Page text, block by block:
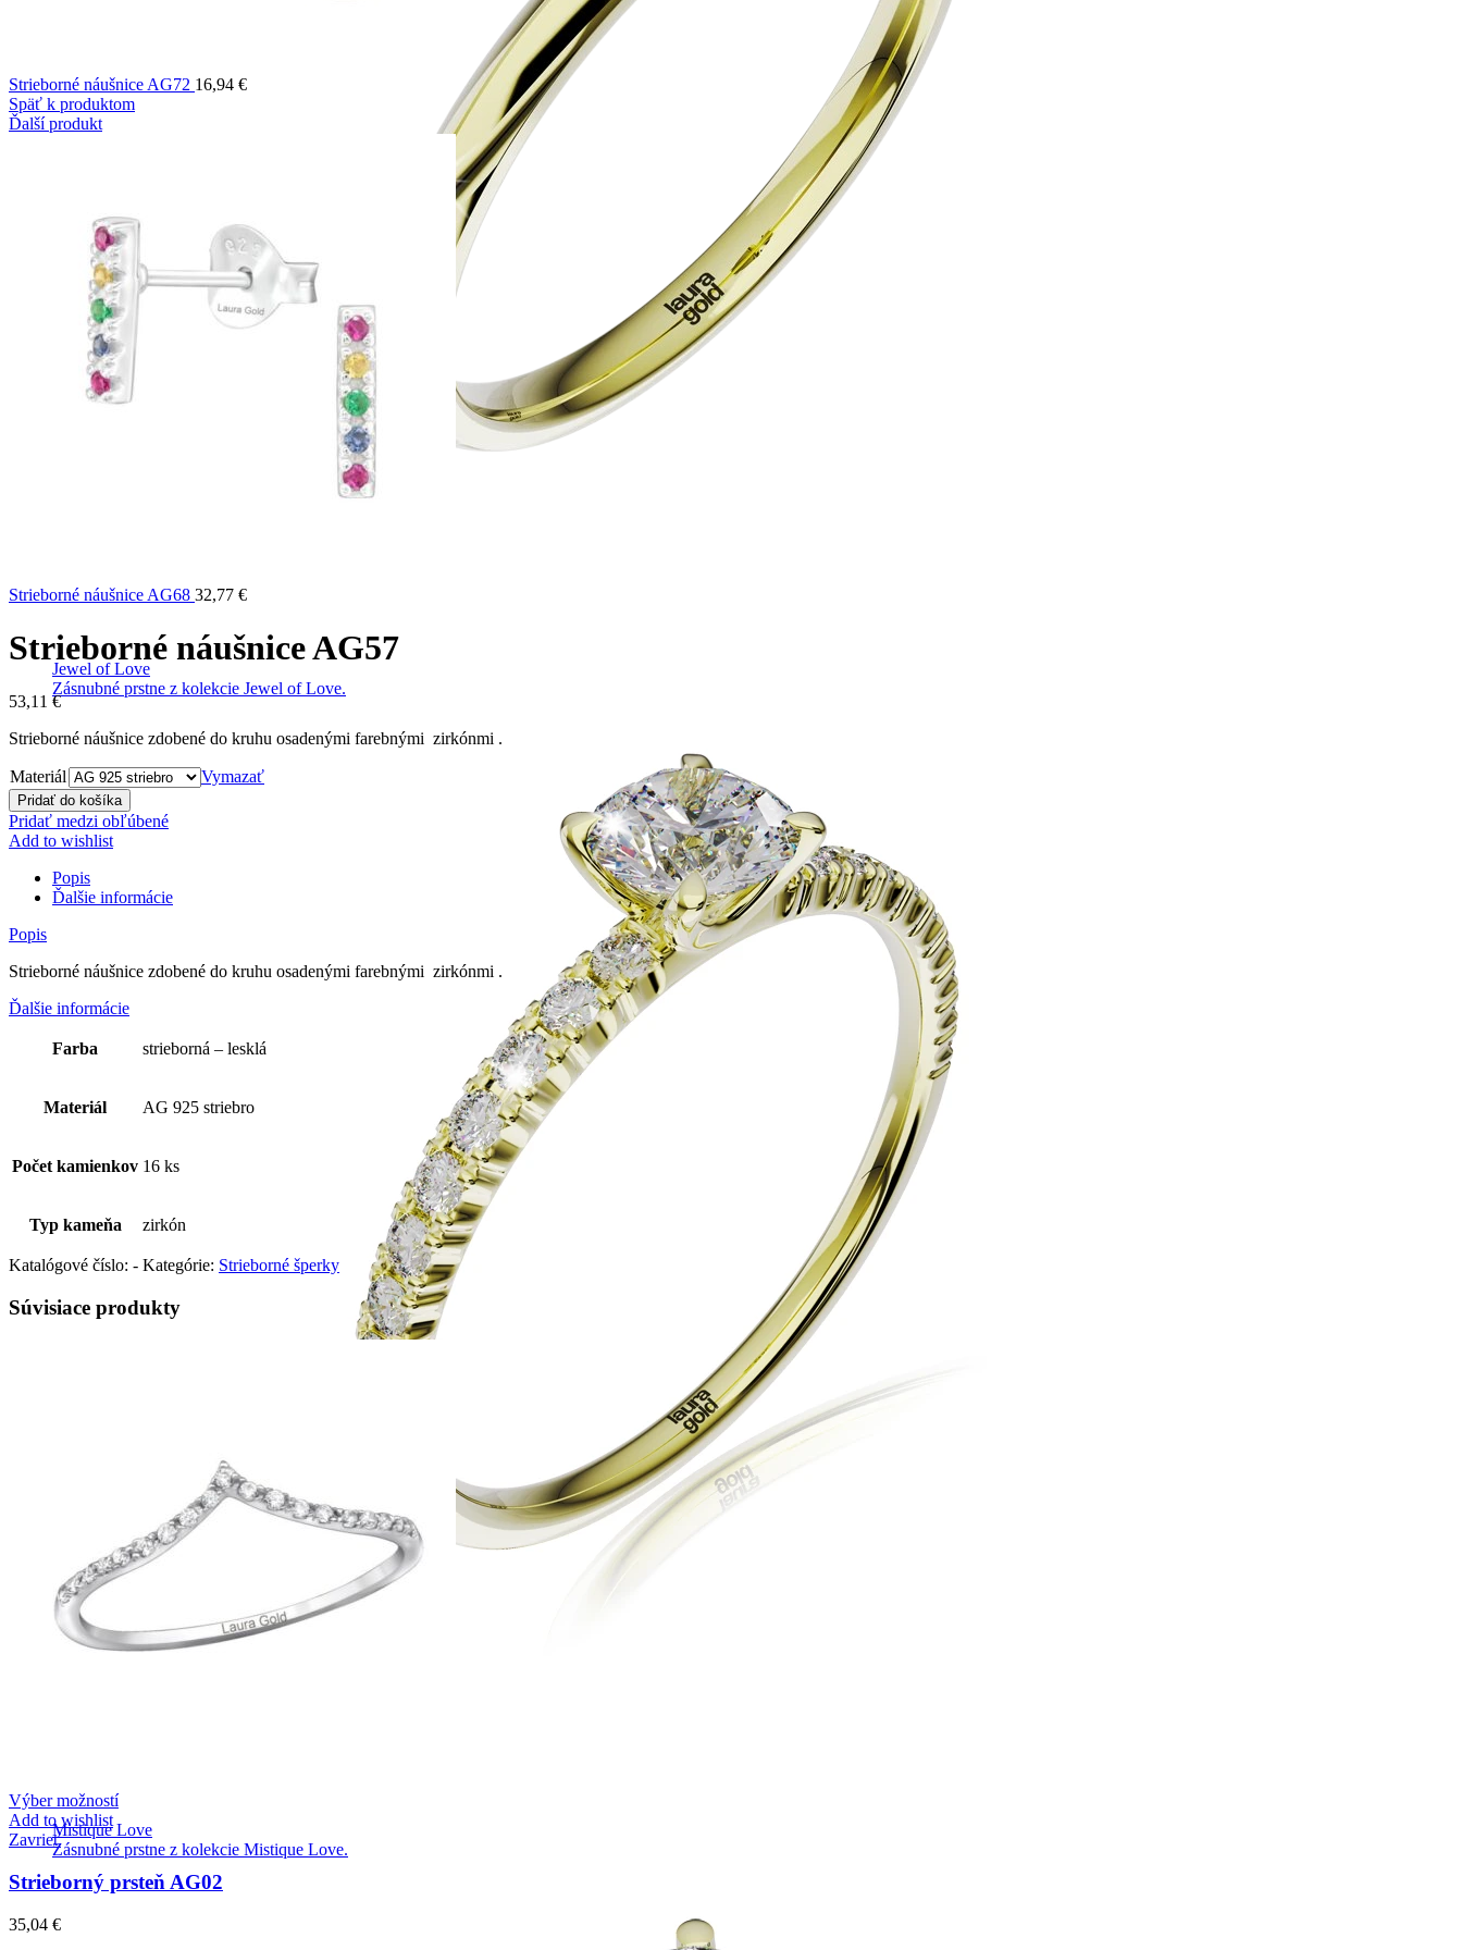
Jewel of Love
Zásnubné prstne z kolekcie Jewel of Love.
Mistique Love
Zásnubné prstne z kolekcie Mistique Love.
Strieborné náušnice AG72 16,94 €
Späť k produktom
Ďalší produkt
Strieborné náušnice AG68 32,77 €
Strieborné náušnice AG57
53,11 €
Strieborné náušnice zdobené do kruhu osadenými farebnými zirkónmi .
Materiál Vymazať
Pridať do košíka
Pridať medzi obľúbené
Add to wishlist
Popis
Ďalšie informácie
Popis
Strieborné náušnice zdobené do kruhu osadenými farebnými zirkónmi .
Ďalšie informácie
Farba strieborná – lesklá
Materiál AG 925 striebro
Počet kamienkov 16 ks
Typ kameňa zirkón
Katalógové číslo: - Kategórie: Strieborné šperky
Súvisiace produkty
Výber možností
Add to wishlist
Zavrieť
Strieborný prsteň AG02
35,04 €